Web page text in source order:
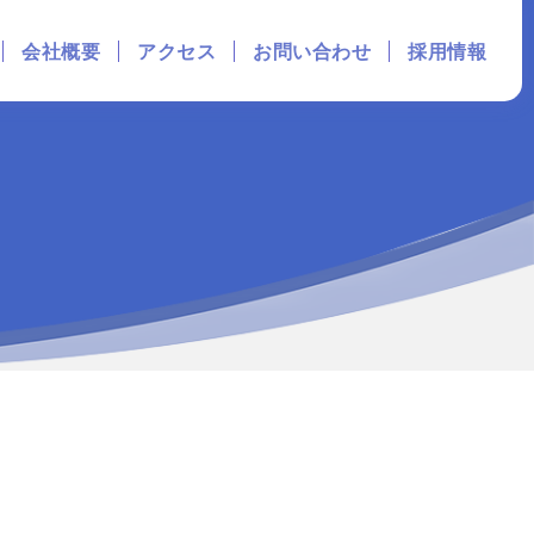
会社概要 アクセス お問い合わせ 採用情報